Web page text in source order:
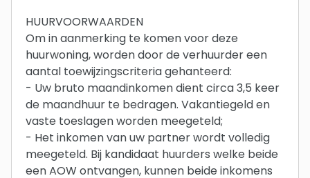
HUURVOORWAARDEN
Om in aanmerking te komen voor deze
huurwoning, worden door de verhuurder een
aantal toewijzingscriteria gehanteerd:
- Uw bruto maandinkomen dient circa 3,5 keer
de maandhuur te bedragen. Vakantiegeld en
vaste toeslagen worden meegeteld;
- Het inkomen van uw partner wordt volledig
meegeteld. Bij kandidaat huurders welke beide
een AOW ontvangen, kunnen beide inkomens